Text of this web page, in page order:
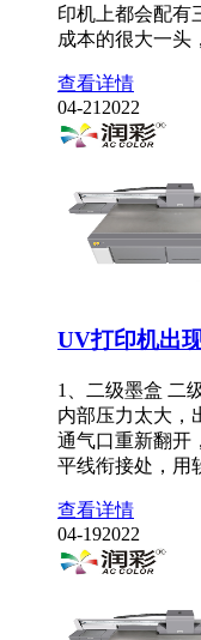
印机上都会配有
成本的很大一头
查看详情
04-21 2022
UV打印机出
1、二级墨盒 二
内部压力太大，
通气口重新翻开
平线衔接处，用
查看详情
04-192022